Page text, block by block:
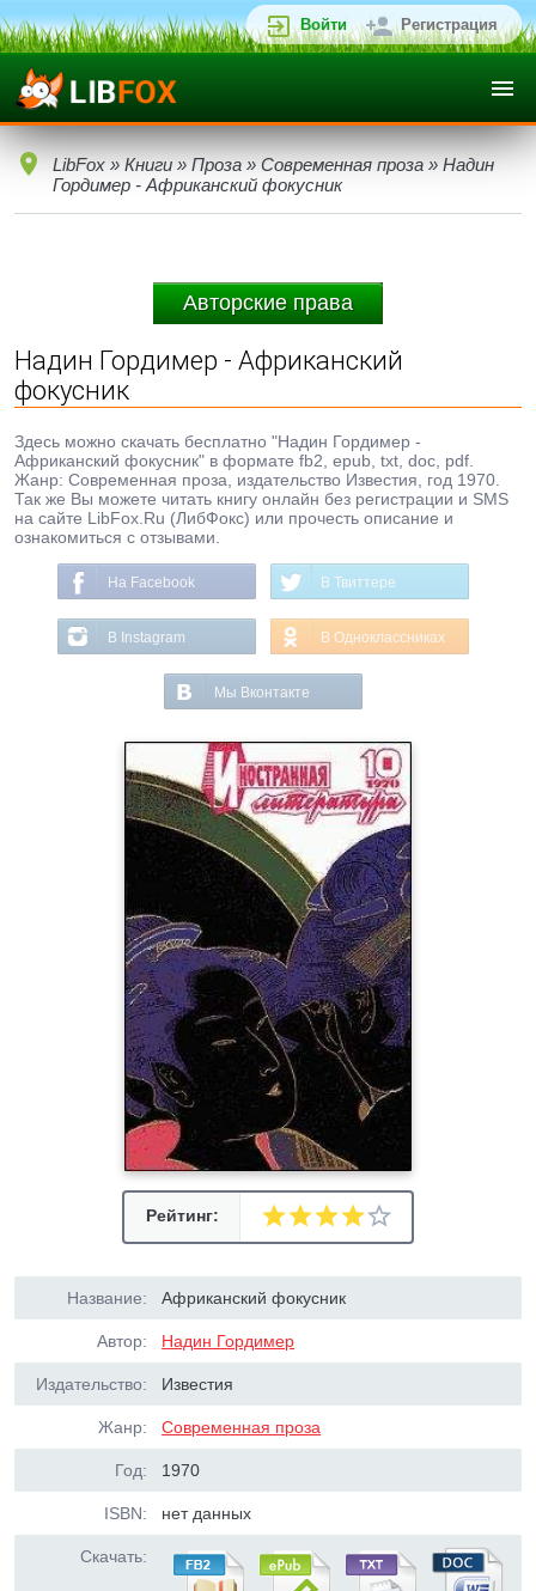
Войти Регистрация
LibFox » Книги » Проза » Современная проза » Надин
Гордимер - Африканский фокусник
Авторские права
Надин Гордимер - Африканский
фокусник
Здесь можно скачать бесплатно "Надин Гордимер -
Африканский фокусник" в формате fb2, epub, txt, doc, pdf.
Жанр: Современная проза, издательство Известия, год 1970.
Так же Вы можете читать книгу онлайн без регистрации и SMS
на сайте LibFox.Ru (ЛибФокс) или прочесть описание и
ознакомиться с отзывами.
На Facebook В Твиттере
В Instagram В Одноклассниках
Мы Вконтакте
Рейтинг:
Название: Африканский фокусник
Автор: Надин Гордимер
Издательство: Известия
Жанр: Современная проза
Год: 1970
ISBN: нет данных
Скачать: